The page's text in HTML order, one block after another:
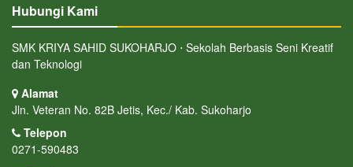
Hubungi Kami
SMK KRIYA SAHID SUKOHARJO ⋅ Sekolah Berbasis Seni Kreatif
dan Teknologi
Alamat
Jln. Veteran No. 82B Jetis, Kec./ Kab. Sukoharjo
Telepon
0271-590483